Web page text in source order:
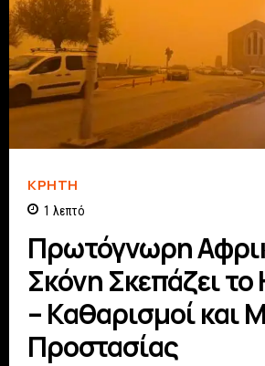
ΚΡΗΤΗ
1 λεπτό
Πρωτόγνωρη
Σκόνη Σκεπάζει το
– Καθαρισμοί και
Προστασίας